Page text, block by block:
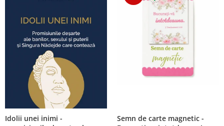
Idolii unei inimi -
Semn de carte magnetic -